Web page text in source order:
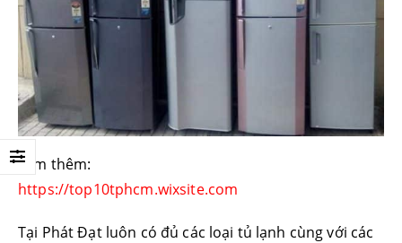
xem thêm:
https://top10tphcm.wixsite.com
Tại Phát Đạt luôn có đủ các loại tủ lạnh cùng với các